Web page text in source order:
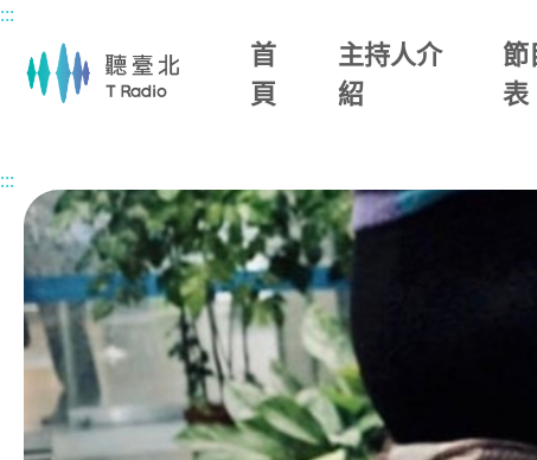
主要內容區塊
:::
首
頁
主持人介
紹
節
表
:::